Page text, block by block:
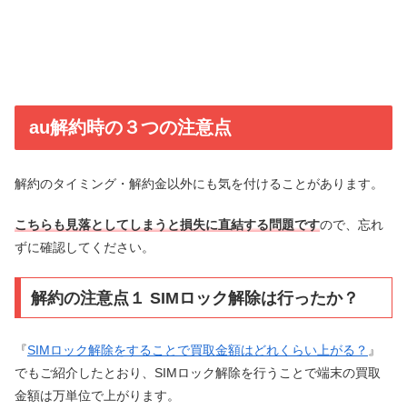
au解約時の３つの注意点
解約のタイミング・解約金以外にも気を付けることがあります。
こちらも見落としてしまうと損失に直結する問題ですので、忘れ
ずに確認してください。
解約の注意点１ SIMロック解除は行ったか？
『SIMロック解除をすることで買取金額はどれくらい上がる？ 』
でもご紹介したとおり、SIMロック解除を行うことで端末の買取
金額は万単位で上がります。